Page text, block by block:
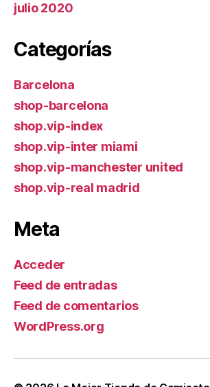
julio 2020
Categorías
Barcelona
shop-barcelona
shop.vip-index
shop.vip-inter miami
shop.vip-manchester united
shop.vip-real madrid
Meta
Acceder
Feed de entradas
Feed de comentarios
WordPress.org